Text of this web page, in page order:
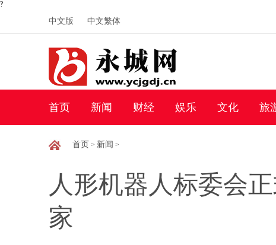
?
中文版 中文繁体
首页 新闻 财经 娱乐 文化 旅
首页 > 新闻 >
人形机器人标委会
家